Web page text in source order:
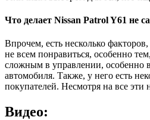
Что делает Nissan Patrol Y61 не
Впрочем, есть несколько
не всем понравиться, особенно
сложным в управлении, особенно
автомобиля. Также, у него есть
покупателей. Несмотря на все
Видео: